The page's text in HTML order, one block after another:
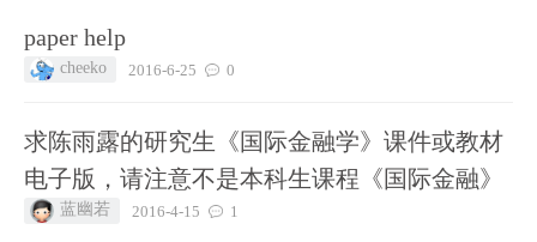
paper help
cheeko 2016-6-25 0
求陈雨露的研究生《国际金融学》课件或教材
电子版，请注意不是本科生课程《国际金融》
蓝幽若 2016-4-15 1